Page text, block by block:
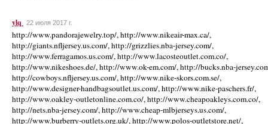
ylq 22 июля 2017 г.
http://www.pandorajewelry.top/, http://www.nikeair-max.ca/,
http://giants.nfljersey.us.com/, http://grizzlies.nba-jersey.com/,
http://www.ferragamos.us.com/, http://www.lacosteoutlet.com.co/,
http://www.nikeshoes.de/, http://www.ok-em.com/, http://bucks.nba-
http://cowboys.nfljersey.us.com/, http://www.nike-skors.com.se/,
http://www.designer-handbagsoutlet.us.com/, http://www.nike-paschers.fr/,
http://www.oakley-outletonline.com.co/, http://www.cheapoakleys.com.co/,
http://nets.nba-jersey.com/, http://www.cheap-mlbjerseys.us.com/,
http://www.burberry-outlets.org.uk/, http://www.polos-outletstore.net/,